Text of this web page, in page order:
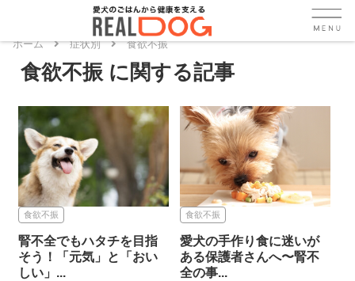
ホーム 症状別 食欲不振
食欲不振
食欲不振
腎不全でもハタチを目指
そう！「元気」と「おい
しい」...
食欲不振
愛犬の手作り食に迷いが
ある保護者さんへ〜腎不
全の事...